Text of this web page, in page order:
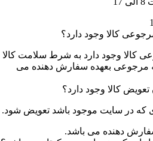
کالا وجود دارد؟
مرجوعی کالا وجود دارد به شرط سلامت کالا
مرجوعی بعهده سفارش دهنده می
کالا وجود دارد؟
که در سایت موجود باشد تعویض شود.
سفارش دهنده می باشد.